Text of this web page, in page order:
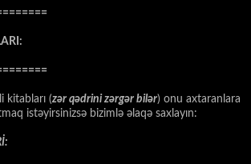
kitabları (zər qədrini zərgər bilər) onu axtaranlara
istəyirsinizsə bizimlə əlaqə saxlayın: